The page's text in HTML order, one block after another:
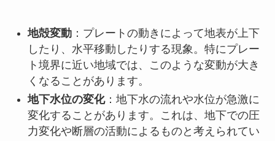
地殻変動：プレートの動きによって地表が上下
したり、水平移動したりする現象。特にプレー
ト境界に近い地域では、このような変動が大き
くなることがあります。
地下水位の変化：地下水の流れや水位が急激に
変化することがあります。これは、地下での圧
力変化や断層の活動によるものと考えられてい